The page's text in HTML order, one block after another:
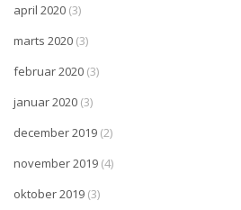
april 2020 (3)
marts 2020 (3)
februar 2020 (3)
januar 2020 (3)
december 2019 (2)
november 2019 (4)
oktober 2019 (3)